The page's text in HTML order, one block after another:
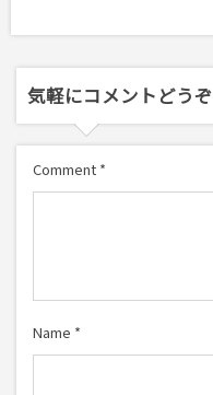
気軽にコメントどうぞ
Comment *
Name *